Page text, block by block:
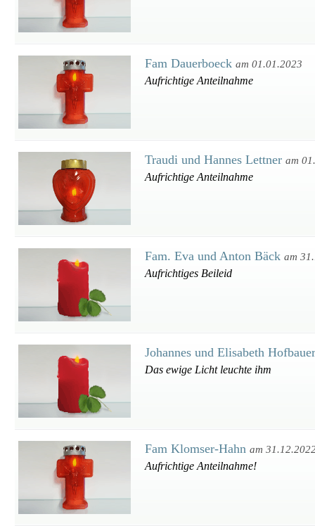
Fam Dauerboeck am 01.01.2023
Aufrichtige Anteilnahme
Traudi und Hannes Lettner am
Aufrichtige Anteilnahme
Fam. Eva und Anton Bäck am
Aufrichtiges Beileid
Johannes und Elisabeth
Das ewige Licht leuchte ihm
Fam Klomser-Hahn am
Aufrichtige Anteilnahme!